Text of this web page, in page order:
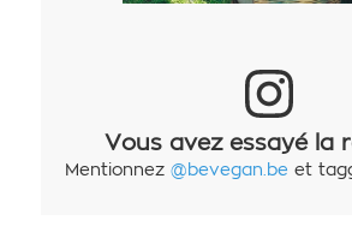
Vous avez essayé la
Mentionnez@bevegan.be et